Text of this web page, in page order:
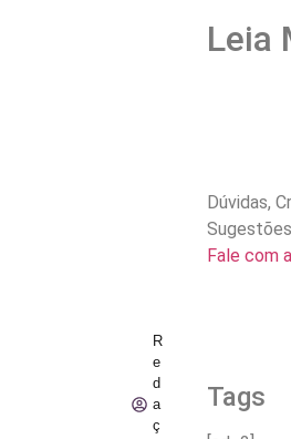
R
e
d
a
ç
Leia
Dúvidas,
Fale com
Tags